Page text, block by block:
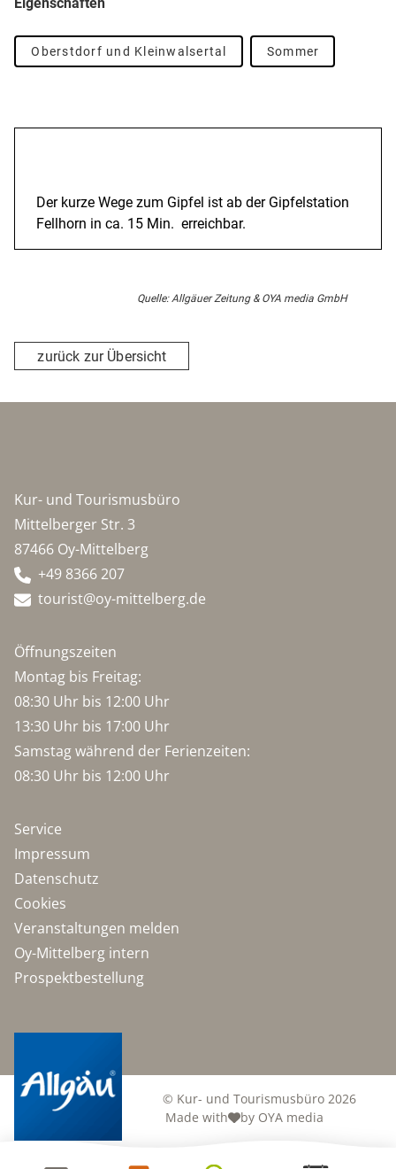
Oberstdorf und Kleinwalsertal Sommer
Der kurze Wege zum Gipfel ist ab der Gipfelstation
Fellhorn in ca. 15 Min. erreichbar.
Quelle: Allgäuer Zeitung & OYA media GmbH
zurück zur Übersicht
Kur- und Tourismusbüro
Mittelberger Str. 3
87466 Oy-Mittelberg
+49 8366 207
tourist@oy-mittelberg.de
Öffnungszeiten
Montag bis Freitag:
08:30 Uhr bis 12:00 Uhr
13:30 Uhr bis 17:00 Uhr
Samstag während der Ferienzeiten:
08:30 Uhr bis 12:00 Uhr
Service
Impressum
Datenschutz
Cookies
Veranstaltungen melden
Oy-Mittelberg intern
Prospektbestellung
© Kur- und Tourismusbüro 2026
Made with
by OYA media